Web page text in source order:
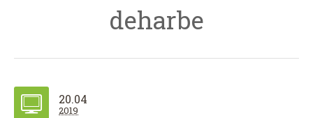
deharbe
20.04
2019